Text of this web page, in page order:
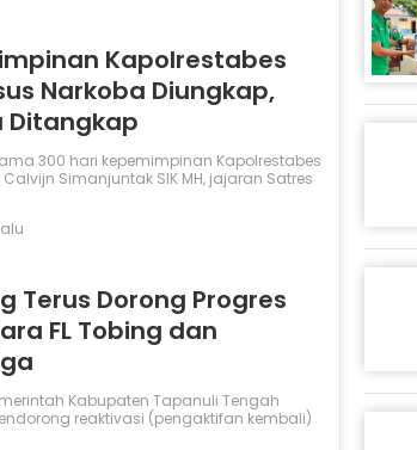
Kapolrestabes
Narkoba Diungkap,
Ditangkap
300 hari kepemimpinan Kapolrestabes
Simanjuntak SIK MH, jajaran Satres
Terus Dorong Progres
FL Tobing dan
Kabupaten Tapanuli Tengah
reaktivasi (pengaktifan kembali)